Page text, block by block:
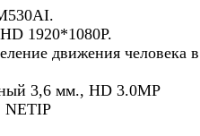
1920*1080P.
движения человека в
3,6 мм., HD 3.0MP
NETIP